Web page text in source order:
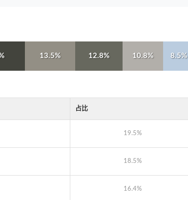
13.5% 12.8% 10.8% 8.5%
占比
19.5%
18.5%
16.4%